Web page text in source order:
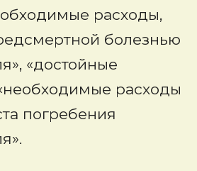
расходы,
болезнью
«достойные
расходы
погребения